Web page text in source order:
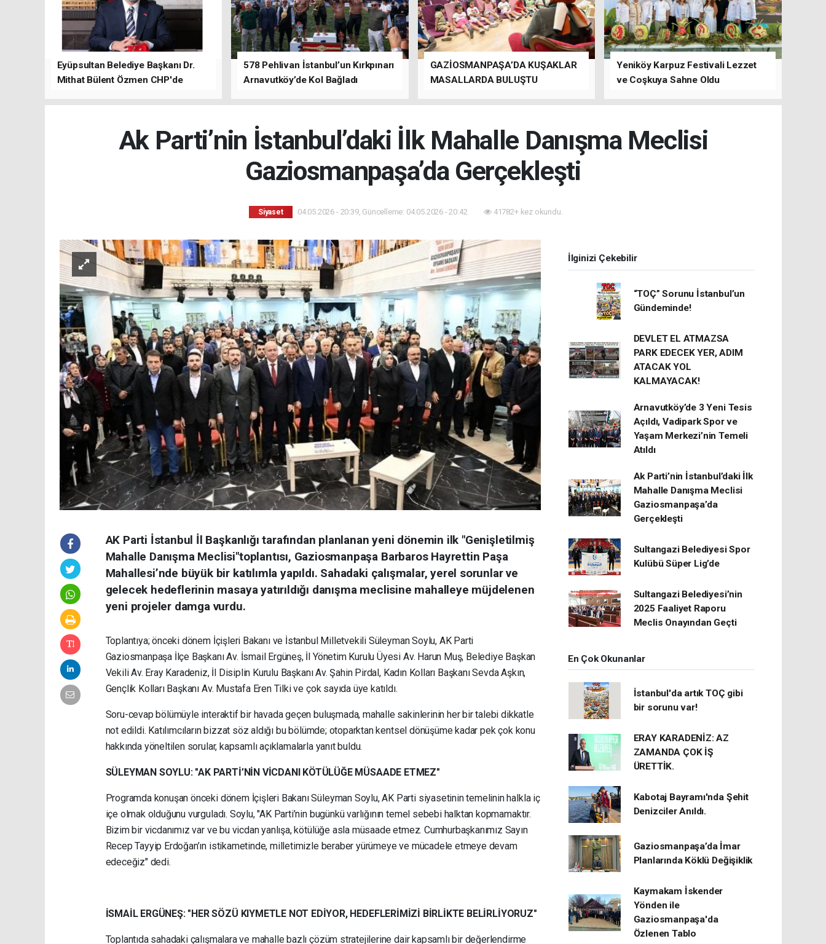
Eyüpsultan Belediye Başkanı Dr.
Mithat Bülent Özmen CHP'de
578 Pehlivan İstanbul’un Kırkpınarı
Arnavutköy’de Kol Bağladı
GAZİOSMANPAŞA’DA KUŞAKLAR
MASALLARDA BULUŞTU
Yeniköy Karpuz Festivali Lezzet
ve Coşkuya Sahne Oldu
Ak Parti’nin İstanbul’daki İlk Mahalle Danışma Meclisi
Gaziosmanpaşa’da Gerçekleşti
Siyaset 04.05.2026 - 20:39, Güncelleme: 04.05.2026 - 20:42 41782+ kez okundu.
AK Parti İstanbul İl Başkanlığı tarafından planlanan yeni dönemin ilk "Genişletilmiş
Mahalle Danışma Meclisi"toplantısı, Gaziosmanpaşa Barbaros Hayrettin Paşa
Mahallesi’nde büyük bir katılımla yapıldı. Sahadaki çalışmalar, yerel sorunlar ve
gelecek hedeflerinin masaya yatırıldığı danışma meclisine mahalleye müjdelenen
yeni projeler damga vurdu.
Toplantıya; önceki dönem İçişleri Bakanı ve İstanbul Milletvekili Süleyman Soylu, AK Parti
Gaziosmanpaşa İlçe Başkanı Av. İsmail Ergüneş, İl Yönetim Kurulu Üyesi Av. Harun Muş, Belediye Başkan
Vekili Av. Eray Karadeniz, İl Disiplin Kurulu Başkanı Av. Şahin Pirdal, Kadın Kolları Başkanı Sevda Aşkın,
Gençlik Kolları Başkanı Av. Mustafa Eren Tilki ve çok sayıda üye katıldı.
Soru-cevap bölümüyle interaktif bir havada geçen buluşmada, mahalle sakinlerinin her bir talebi dikkatle
not edildi. Katılımcıların bizzat söz aldığı bu bölümde; otoparktan kentsel dönüşüme kadar pek çok konu
hakkında yöneltilen sorular, kapsamlı açıklamalarla yanıt buldu.
SÜLEYMAN SOYLU: "AK PARTİ’NİN VİCDANI KÖTÜLÜĞE MÜSAADE ETMEZ"
Programda konuşan önceki dönem İçişleri Bakanı Süleyman Soylu, AK Parti siyasetinin temelinin halkla iç
içe olmak olduğunu vurguladı. Soylu, "AK Parti’nin bugünkü varlığının temel sebebi halktan kopmamaktır.
Bizim bir vicdanımız var ve bu vicdan yanlışa, kötülüğe asla müsaade etmez. Cumhurbaşkanımız Sayın
Recep Tayyip Erdoğan’ın istikametinde, milletimizle beraber yürümeye ve mücadele etmeye devam
edeceğiz" dedi.
İSMAİL ERGÜNEŞ: "HER SÖZÜ KIYMETLE NOT EDİYOR, HEDEFLERİMİZİ BİRLİKTE BELİRLİYORUZ"
Toplantıda sahadaki çalışmalara ve mahalle bazlı çözüm stratejilerine dair kapsamlı bir değerlendirme
İlginizi Çekebilir
“TOÇ” Sorunu İstanbul’un
Gündeminde!
DEVLET EL ATMAZSA
PARK EDECEK YER, ADIM
ATACAK YOL
KALMAYACAK!
Arnavutköy’de 3 Yeni Tesis
Açıldı, Vadipark Spor ve
Yaşam Merkezi’nin Temeli
Atıldı
Ak Parti’nin İstanbul’daki İlk
Mahalle Danışma Meclisi
Gaziosmanpaşa’da
Gerçekleşti
Sultangazi Belediyesi Spor
Kulübü Süper Lig’de
Sultangazi Belediyesi’nin
2025 Faaliyet Raporu
Meclis Onayından Geçti
En Çok Okunanlar
İstanbul'da artık TOÇ gibi
bir sorunu var!
ERAY KARADENİZ: AZ
ZAMANDA ÇOK İŞ
ÜRETTİK.
Kabotaj Bayramı'nda Şehit
Denizciler Anıldı.
Gaziosmanpaşa’da İmar
Planlarında Köklü Değişiklik
Kaymakam İskender
Yönden ile
Gaziosmanpaşa'da
Özlenen Tablo